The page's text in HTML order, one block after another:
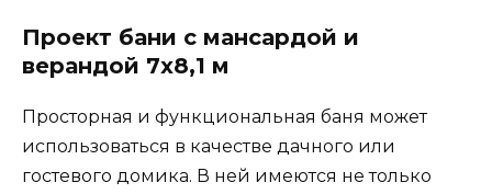
Проект бани с мансардой и
верандой 7х8,1 м
Просторная и функциональная баня может
использоваться в качестве дачного или
гостевого домика. В ней имеются не только